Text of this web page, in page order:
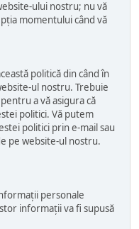
ului nostru; nu vă
momentului când vă
politică din când în
ul nostru. Trebuie
a vă asigura că
politici. Vă putem
politici prin e-mail sau
pe website-ul nostru.
personale
informații va fi supusă